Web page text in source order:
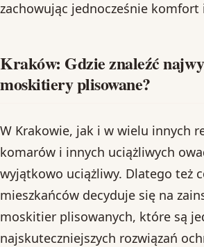
zachowując jednocześnie
Kraków: Gdzie znaleźć
moskitiery plisowane?
W Krakowie, jak i w wielu innych
komarów i innych uciążliwych
wyjątkowo uciążliwy. Dlatego też
mieszkańców decyduje się na
moskitier plisowanych, które są
najskuteczniejszych rozwiązań